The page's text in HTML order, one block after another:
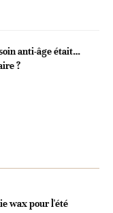
anti-âge était…
?
wax pour l'été